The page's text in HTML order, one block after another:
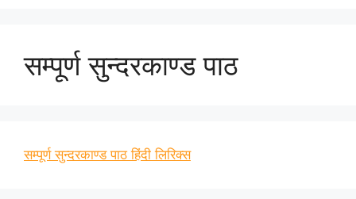
सम्पूर्ण सुन्दरकाण्ड पाठ
सम्पूर्ण सुन्दरकाण्ड पाठ हिंदी लिरिक्स